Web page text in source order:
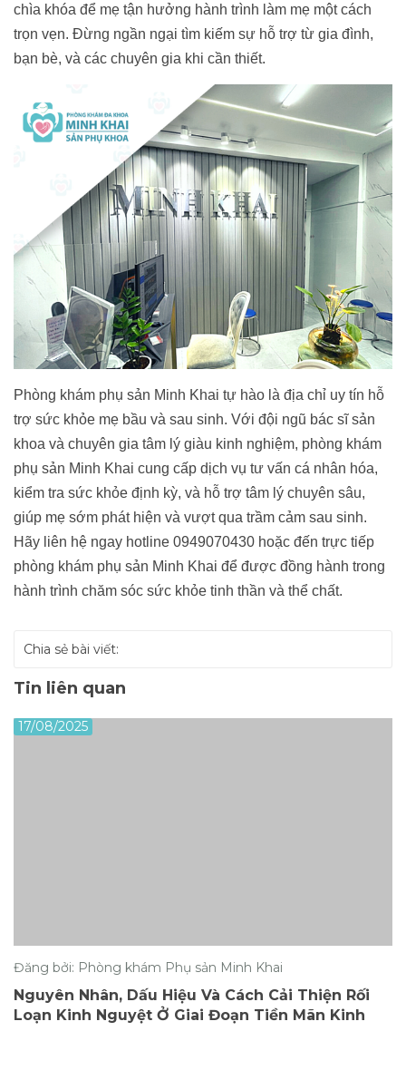
chìa khóa để mẹ tận hưởng hành trình làm mẹ một cách
trọn vẹn. Đừng ngần ngại tìm kiếm sự hỗ trợ từ gia đình,
bạn bè, và các chuyên gia khi cần thiết.
Phòng khám phụ sản Minh Khai tự hào là địa chỉ uy tín hỗ
trợ sức khỏe mẹ bầu và sau sinh. Với đội ngũ bác sĩ sản
khoa và chuyên gia tâm lý giàu kinh nghiệm, phòng khám
phụ sản Minh Khai cung cấp dịch vụ tư vấn cá nhân hóa,
kiểm tra sức khỏe định kỳ, và hỗ trợ tâm lý chuyên sâu,
giúp mẹ sớm phát hiện và vượt qua trầm cảm sau sinh.
Hãy liên hệ ngay hotline 0949070430 hoặc đến trực tiếp
phòng khám phụ sản Minh Khai để được đồng hành trong
hành trình chăm sóc sức khỏe tinh thần và thể chất.
Chia sẻ bài viết:
Tin liên quan
17/08/2025
Đăng bởi: Phòng khám Phụ sản Minh Khai
Nguyên Nhân, Dấu Hiệu Và Cách Cải Thiện Rối
Loạn Kinh Nguyệt Ở Giai Đoạn Tiền Mãn Kinh